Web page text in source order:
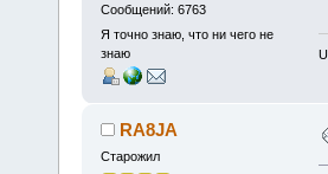
Сообщений: 6763
Я точно знаю, что ни чего не
знаю
RA8JA
Старожил